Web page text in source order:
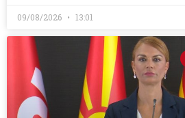
09/08/2026 13:01